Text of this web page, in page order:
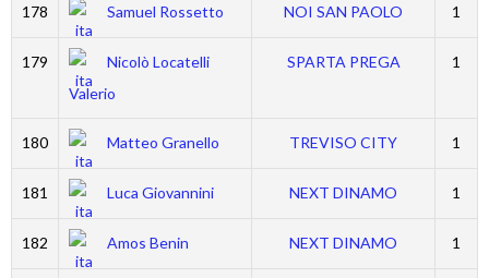
178 Samuel Rossetto NOI SAN PAOLO 1
179
Nicolò Locatelli
Valerio
SPARTA PREGA 1
180 Matteo Granello TREVISO CITY 1
181 Luca Giovannini NEXT DINAMO 1
182 Amos Benin NEXT DINAMO 1